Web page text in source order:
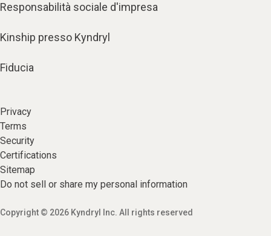
Responsabilità sociale d'impresa
Kinship presso Kyndryl
Fiducia
Privacy
Terms
Security
Certifications
Sitemap
Do not sell or share my personal information
Copyright © 2026 Kyndryl Inc. All rights reserved